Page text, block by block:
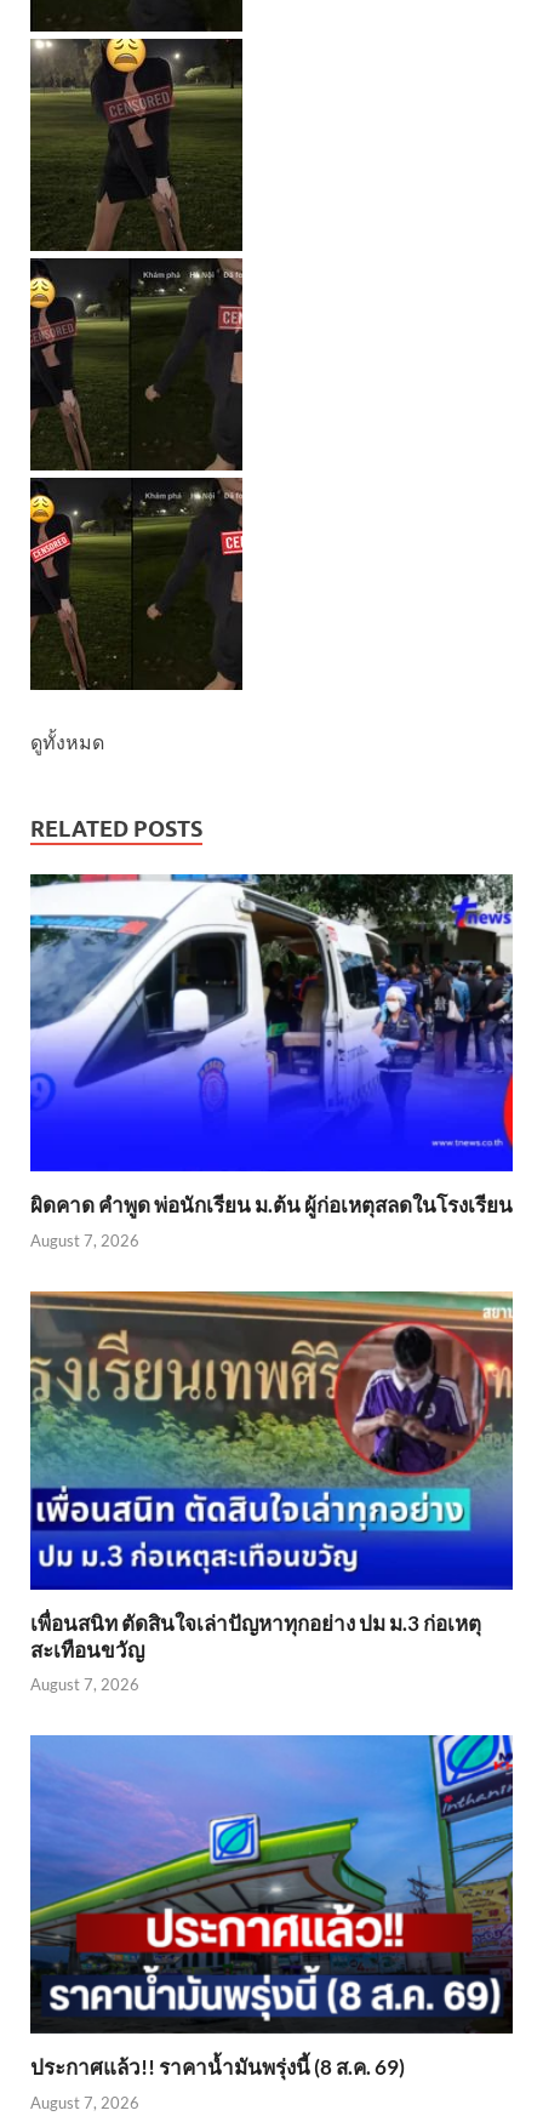
ดูทั้งหมด
RELATED POSTS
ผิดคาด คำพูด พ่อนักเรียน ม.ต้น ผู้ก่อเหตุสลดในโรงเรียน
August 7, 2026
เพื่อนสนิท ตัดสินใจเล่าปัญหาทุกอย่าง ปม ม.3 ก่อเหตุ
สะเทือนขวัญ
August 7, 2026
ประกาศแล้ว!! ราคาน้ำมันพรุ่งนี้ (8 ส.ค. 69)
August 7, 2026